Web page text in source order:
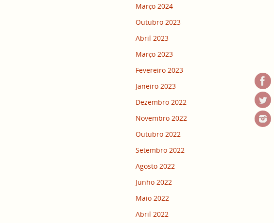
Março 2024
Outubro 2023
Abril 2023
Março 2023
Fevereiro 2023
Janeiro 2023
Dezembro 2022
Novembro 2022
Outubro 2022
Setembro 2022
Agosto 2022
Junho 2022
Maio 2022
Abril 2022